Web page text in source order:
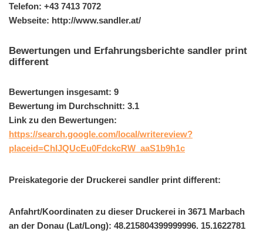
Telefon: +43 7413 7072
Webseite: http://www.sandler.at/
Bewertungen und Erfahrungsberichte sandler print
different
Bewertungen insgesamt: 9
Bewertung im Durchschnitt: 3.1
Link zu den Bewertungen:
https://search.google.com/local/writereview?
placeid=ChIJQUcEu0FdckcRW_aaS1b9h1c
Preiskategorie der Druckerei sandler print different:
Anfahrt/Koordinaten zu dieser Druckerei in 3671 Marbach
an der Donau (Lat/Long): 48.215804399999996. 15.1622781